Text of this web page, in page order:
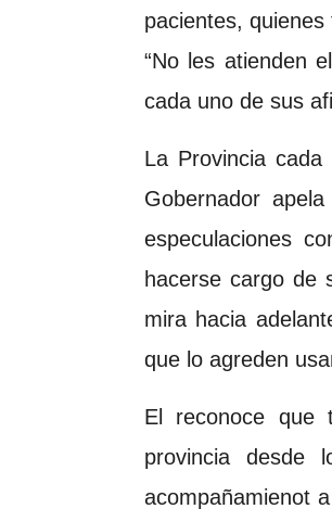
pacientes,
“No les atienden
cada uno de sus
La Provincia
Gobernador
especulaciones
hacerse cargo de
mira hacia
que lo agreden
El reconoce que
provincia desde
acompañamienot